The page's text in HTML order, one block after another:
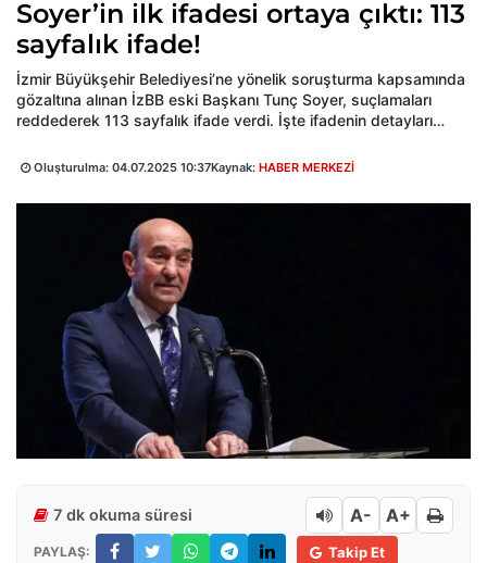
Soyer’in ilk ifadesi ortaya çıktı: 113
sayfalık ifade!
İzmir Büyükşehir Belediyesi’ne yönelik soruşturma kapsamında
gözaltına alınan İzBB eski Başkanı Tunç Soyer, suçlamaları
reddederek 113 sayfalık ifade verdi. İşte ifadenin detayları…
Oluşturulma: 04.07.2025 10:37Kaynak: HABER MERKEZİ
7 dk okuma süresi A- A+
PAYLAŞ: Takip Et